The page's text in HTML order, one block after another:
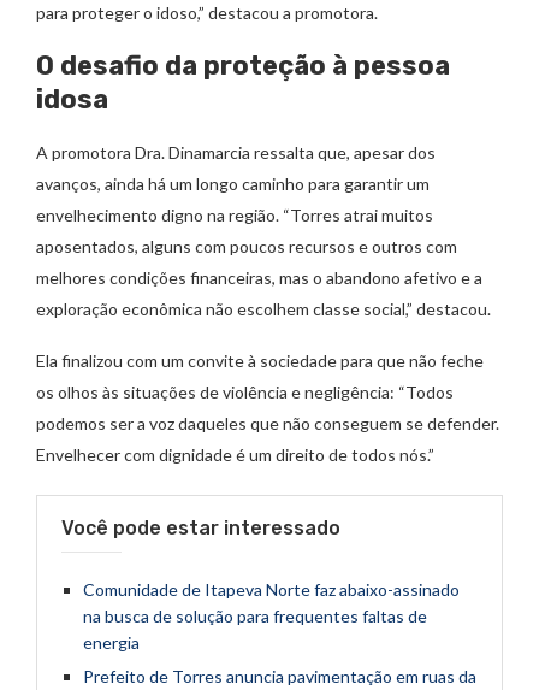
para proteger o idoso,” destacou a promotora.
O desafio da proteção à pessoa
idosa
A promotora Dra. Dinamarcia ressalta que, apesar dos
avanços, ainda há um longo caminho para garantir um
envelhecimento digno na região. “Torres atrai muitos
aposentados, alguns com poucos recursos e outros com
melhores condições financeiras, mas o abandono afetivo e a
exploração econômica não escolhem classe social,” destacou.
Ela finalizou com um convite à sociedade para que não feche
os olhos às situações de violência e negligência: “Todos
podemos ser a voz daqueles que não conseguem se defender.
Envelhecer com dignidade é um direito de todos nós.”
Você pode estar interessado
Comunidade de Itapeva Norte faz abaixo-assinado
na busca de solução para frequentes faltas de
energia
Prefeito de Torres anuncia pavimentação em ruas da